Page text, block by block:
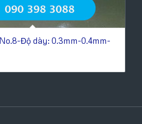
Độ dày: 0.3mm-0.4mm-